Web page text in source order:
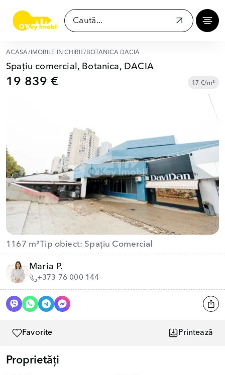
ACASĂ/ IMOBILE ÎN CHIRIE/ BOTANICA DACIA
Spațiu comercial, Botanica, DACIA
19 839 € 17 €/m²
1167 m²Tip obiect: Spațiu Comercial
Maria P.
+373 76 000 144
Favorite Printează
Proprietăți